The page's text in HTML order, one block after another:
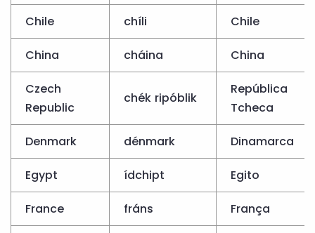
Chile chíli Chile
China cháina China
Czech
Republic
chék ripóblik
República
Tcheca
Denmark dénmark Dinamarca
Egypt ídchipt Egito
France fráns França